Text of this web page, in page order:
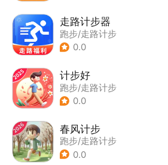
走路计步器
跑步/走路计步
0.0
计步好
跑步/走路计步
0.0
春风计步
跑步/走路计步
0.0